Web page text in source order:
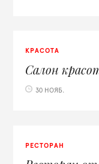
КРАСОТА
Салон
30 НОЯБ.
РЕСТОРАН